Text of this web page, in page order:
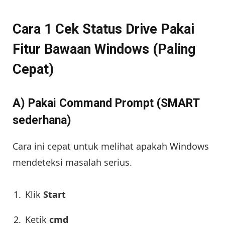
Cara 1 Cek Status Drive Pakai
Fitur Bawaan Windows (Paling
Cepat)
A) Pakai Command Prompt (SMART
sederhana)
Cara ini cepat untuk melihat apakah Windows
mendeteksi masalah serius.
Klik Start
Ketik cmd